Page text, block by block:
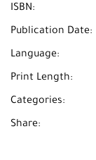
ISBN:
Publication Date:
Language:
Print Length:
Categories:
Share: